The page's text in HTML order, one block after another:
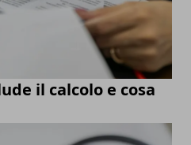
il calcolo e cosa